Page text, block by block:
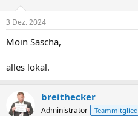
3 Dez. 2024
Moin Sascha,
alles lokal.
breithecker
Administrator Teammitglied